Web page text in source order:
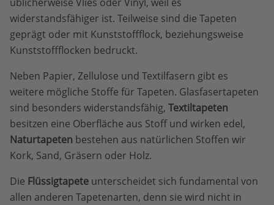
widerstandsfähiger ist. Teilweise sind die Tapeten
geprägt oder mit Kunststoffflock, beziehungsweise
Kunststoffflocken bedruckt.
Neben Papier, Zellulose und Textilfasern gibt es
weitere mögliche Stoffe für Tapeten. Glasfasertapeten
sind besonders widerstandsfähig, Textiltapeten
besitzen eine Oberfläche aus Stoff und wirken edel,
Naturtapeten bestehen aus natürlichen Stoffen wir
Kork, Sand, Gräsern oder Holz.
Die Flüssigtapete unterscheidet sich fundamental von
allen anderen Tapetenarten, denn sie wird nicht in